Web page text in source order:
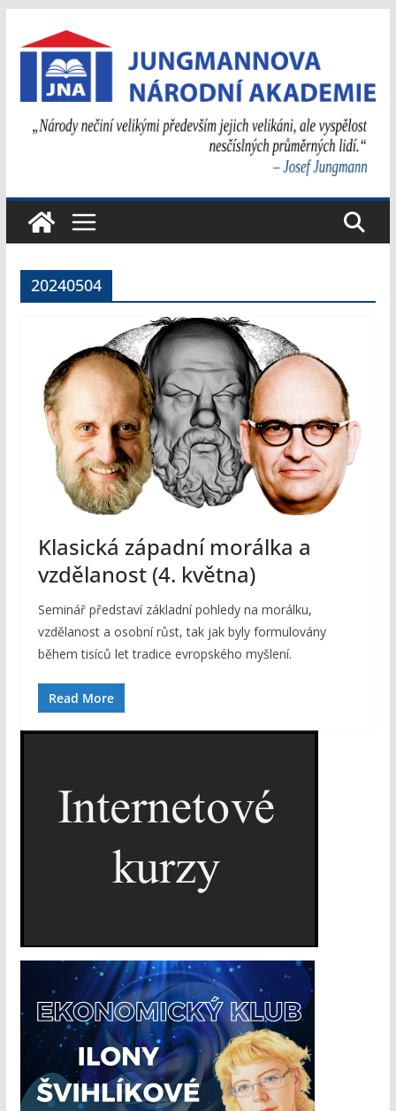
na
obsah
20240504
Klasická západní morálka a
vzdělanost (4. května)
Seminář představí základní pohledy na morálku,
vzdělanost a osobní růst, tak jak byly formulovány
během tisíců let tradice evropského myšlení.
Read More